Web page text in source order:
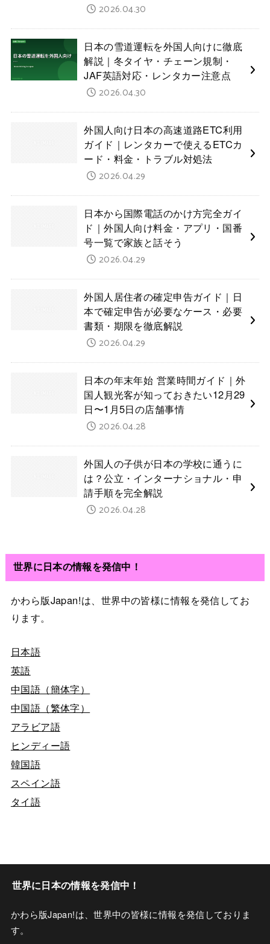
2026.04.30
日本の雪道運転を外国人向けに徹底
解説｜冬タイヤ・チェーン規制・
JAF英語対応・レンタカー注意点
2026.04.30
外国人向け日本の高速道路ETC利用
ガイド｜レンタカーで使えるETCカ
ード・料金・トラブル対処法
2026.04.29
日本から国際電話のかけ方完全ガイ
ド｜外国人向け料金・アプリ・国番
号一覧で家族と話そう
2026.04.29
外国人居住者の確定申告ガイド｜日
本で確定申告が必要なケース・必要
書類・期限を徹底解説
2026.04.29
日本の年末年始 営業時間ガイド｜外
国人観光客が知っておきたい12月29
日〜1月5日の店舗事情
2026.04.28
外国人の子供が日本の学校に通うに
は？公立・インターナショナル・申
請手順を完全解説
2026.04.28
世界に日本の情報を発信中！
かわら版Japan!は、世界中の皆様に情報を発信してお
ります。
日本語
英語
中国語（簡体字）
中国語（繁体字）
アラビア語
ヒンディー語
韓国語
スペイン語
タイ語
世界に日本の情報を発信中！
かわら版Japan!は、世界中の皆様に情報を発信しておりま
す。